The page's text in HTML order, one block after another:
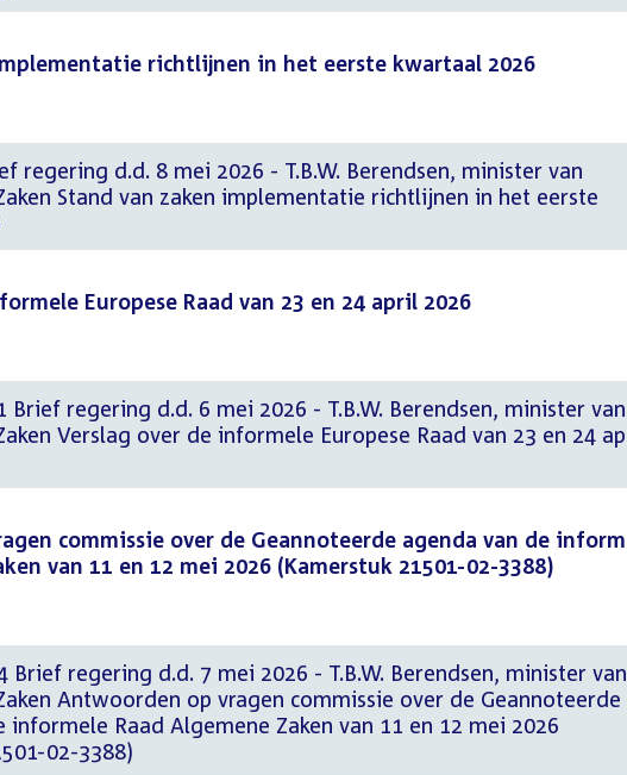
richtlijnen in het eerste kwartaal 2026
regering d.d. 8 mei 2026 - T.B.W. Berendsen, minister van
Stand van zaken implementatie richtlijnen in het eerste
Europese Raad van 23 en 24 april 2026
Brief regering d.d. 6 mei 2026 - T.B.W. Berendsen, minister van
Verslag over de informele Europese Raad van 23 en 24
commissie over de Geannoteerde agenda van de
van 11 en 12 mei 2026 (Kamerstuk 21501-02-3388)
Brief regering d.d. 7 mei 2026 - T.B.W. Berendsen, minister van
Antwoorden op vragen commissie over de Geannoteerde
informele Raad Algemene Zaken van 11 en 12 mei 2026
02-3388)